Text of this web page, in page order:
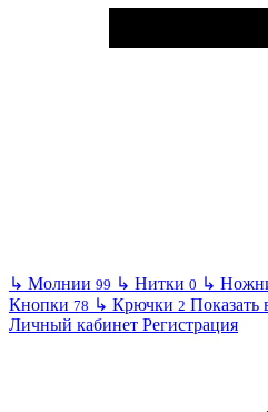
↳ Молнии 99 ↳ Нитки 0 ↳
Кнопки 78 ↳ Крючки 2 Показать
Личный кабинет Регистрация